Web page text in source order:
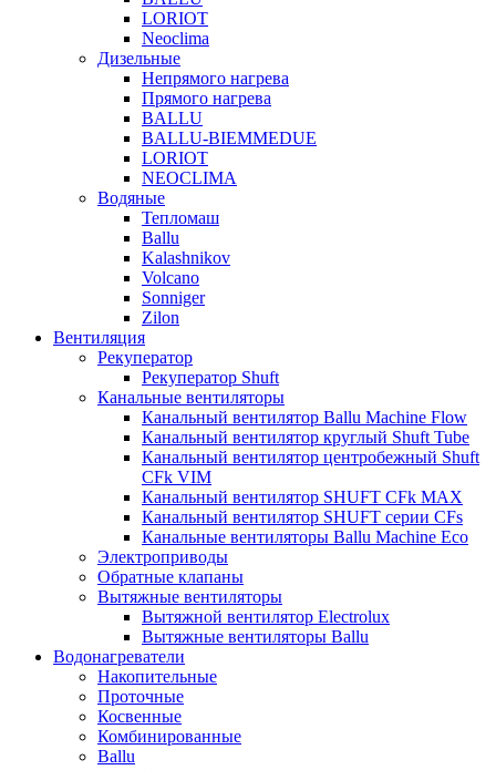
LORIOT
Neoclima
Дизельные
Непрямого нагрева
Прямого нагрева
BALLU
BALLU-BIEMMEDUE
LORIOT
NEOCLIMA
Водяные
Тепломаш
Ballu
Kalashnikov
Volcano
Sonniger
Zilon
Вентиляция
Рекуператор
Рекуператор Shuft
Канальные вентиляторы
Канальный вентилятор Ballu Machine Flow
Канальный вентилятор круглый Shuft Tube
Канальный вентилятор центробежный Shuft
CFk VIM
Канальный вентилятор SHUFT CFk MAX
Канальный вентилятор SHUFT серии CFs
Канальные вентиляторы Ballu Machine Eco
Электроприводы
Обратные клапаны
Вытяжные вентиляторы
Вытяжной вентилятор Electrolux
Вытяжные вентиляторы Ballu
Водонагреватели
Накопительные
Проточные
Косвенные
Комбинированные
Ballu